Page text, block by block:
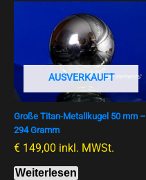
AUSVERKAUFT
Große Titan-Metallkugel 50 mm –
294 Gramm
€ 149,00 inkl. MWSt.
Weiterlesen